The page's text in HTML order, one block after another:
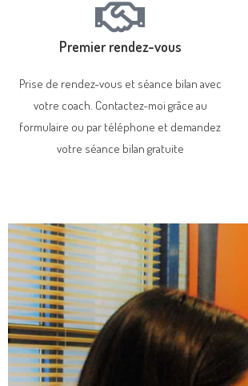
Premier rendez-vous
Prise de rendez-vous et séance bilan avec
votre coach. Contactez-moi grâce au
formulaire ou par téléphone et demandez
votre séance bilan gratuite